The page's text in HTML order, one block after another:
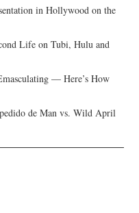
in Hollywood on the
Life on Tubi, Hulu and
— Here’s How
de Man vs. Wild April